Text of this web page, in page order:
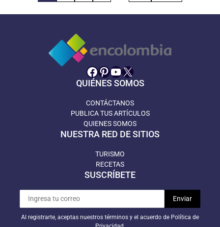
Facebook
Pinterest
YouTube
X
QUIÉNES SOMOS
CONTÁCTANOS
PUBLICA TUS ARTÍCULOS
QUIENES SOMOS
NUESTRA RED DE SITIOS
TURISMO
RECETAS
SUSCRÍBETE
Al registrarte, aceptas nuestros términos y el acuerdo de Política de